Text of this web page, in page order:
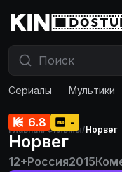
Сериалы Мультики
Главная/Фильмы/Норвег
6.8 -
Норвег
12+Россия2015